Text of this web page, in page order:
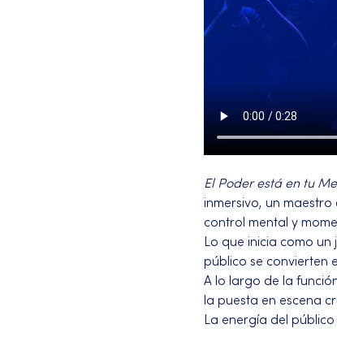
El Poder está en tu
inmersivo, un
control mental y
Lo que inicia como
público se convierten
A lo largo de la
la puesta en escena
La energía del